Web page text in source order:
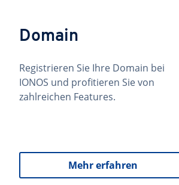
Domain
Registrieren Sie Ihre Domain bei
IONOS und profitieren Sie von
zahlreichen Features.
Mehr erfahren